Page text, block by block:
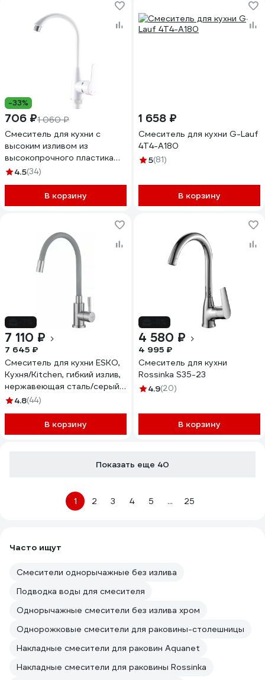
-33%
706 ₽1 060 ₽
Смеситель для кухни с
высоким изливом из
высокопрочного пластика
РМС PL5-017F
4.5(34)
В корзину
1 658 ₽
Смеситель для кухни G-Lauf
4T4-A180
5(81)
В корзину
7 110 ₽
7 645 ₽
Смеситель для кухни ESKO,
Кухня/Kitchen, гибкий излив,
нержавеющая сталь/серый,
K44SG
4.8(44)
В корзину
4 580 ₽
4 995 ₽
Смеситель для кухни
Rossinka S35-23
4.9(20)
В корзину
Показать еще 40
1 2 3 4 5 ... 25
Часто ищут
Смесители однорычажные без излива
Подводка воды для смесителя
Однорычажные смесители без излива хром
Однорожковые смесители для раковины-столешницы
Накладные смесители для раковин Aquanet
Накладные смесители для раковины Rossinka